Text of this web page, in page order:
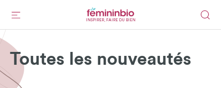
INSPIRER, FAIRE DU BIEN
Toutes les nouveautés